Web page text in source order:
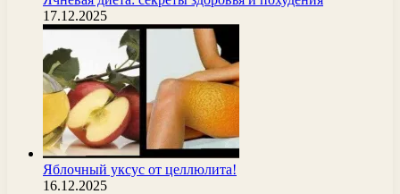
17.12.2025
Яблочный уксус от целлюлита!
16.12.2025